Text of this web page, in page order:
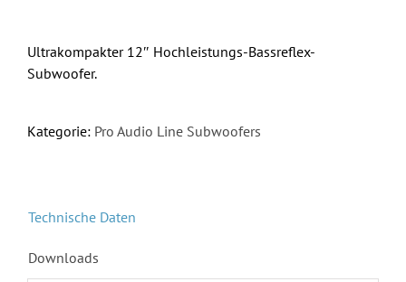
Ultrakompakter 12″ Hochleistungs-Bassreflex-
Subwoofer.
Kategorie: Pro Audio Line Subwoofers
Technische Daten
Downloads